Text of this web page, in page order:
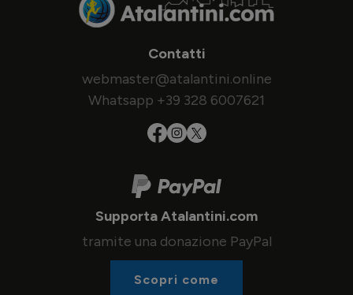
Contatti
webmaster@atalantini.online
Whatsapp +39 328 6007621
Supporta Atalantini.com
tramite una donazione PayPal
Scopri come